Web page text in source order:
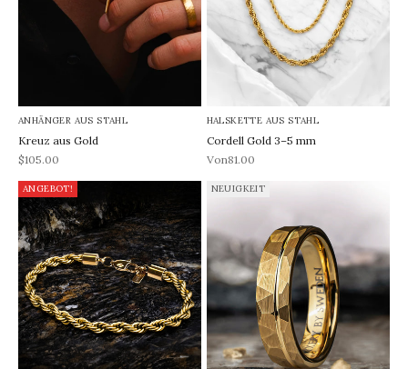
ANHÄNGER AUS STAHL
Kreuz aus Gold
REA-pris
$105.00
HALSKETTE AUS STAHL
Cordell Gold 3–5 mm
REA-pris
Von81.00
ANGEBOT! NEUIGKEIT